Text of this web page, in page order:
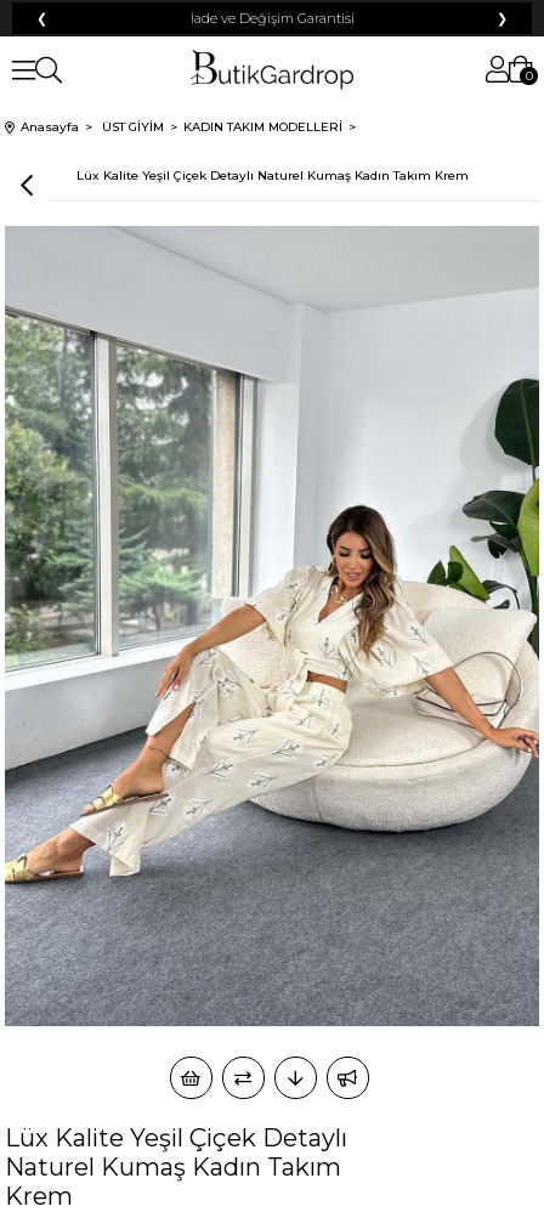
❮ İade ve Değişim Garantisi ❯
0
Anasayfa ÜST GİYİM KADIN TAKIM MODELLERİ
Lüx Kalite Yeşil Çiçek Detaylı Naturel Kumaş Kadın Takım Krem
Lüx Kalite Yeşil Çiçek Detaylı
Naturel Kumaş Kadın Takım
Krem